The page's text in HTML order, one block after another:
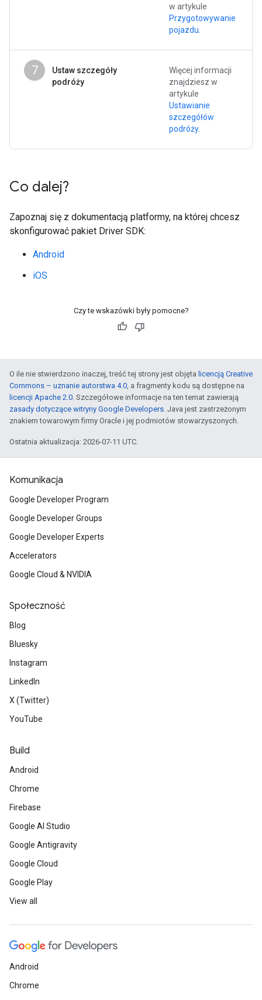
w artykule
Przygotowywanie
pojazdu
7
Ustaw szczegóły
podróży
Więcej informacji
znajdziesz w
artykule
Ustawianie
szczegółów
podróży.
Co dalej?
Zapoznaj się z dokumentacją platformy, na której chcesz
skonfigurować pakiet Driver SDK:
Android
iOS
Czy te wskazówki były pomocne?
O ile nie stwierdzono inaczej, treść tej strony jest objęta licencją Creative
Commons – uznanie autorstwa 4.0 , a fragmenty kodu są dostępne na
licencji Apache 2.0 . Szczegółowe informacje na ten temat zawierają
zasady dotyczące witryny Google Developers . Java jest zastrzeżonym
znakiem towarowym firmy Oracle i jej podmiotów stowarzyszonych.
Ostatnia aktualizacja: 2026-07-11 UTC.
Komunikacja
Google Developer Program
Google Developer Groups
Google Developer Experts
Accelerators
Google Cloud & NVIDIA
Społeczność
Blog
Bluesky
Instagram
LinkedIn
X (Twitter)
YouTube
Build
Android
Chrome
Firebase
Google AI Studio
Google Antigravity
Google Cloud
Google Play
View all
Android
Chrome